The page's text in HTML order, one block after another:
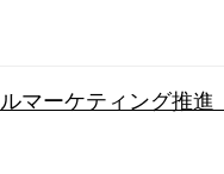
マーケティング推